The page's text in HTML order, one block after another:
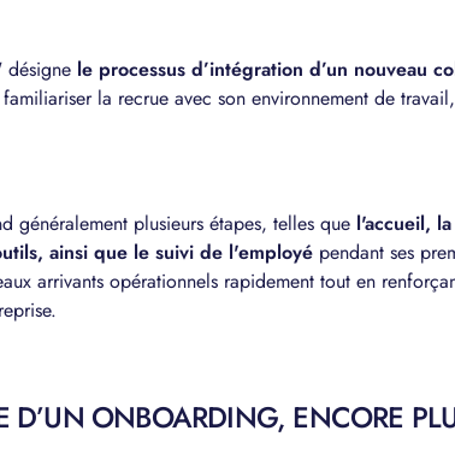
désigne le processus d’intégration d’un nouveau
la recrue avec son environnement de
généralement plusieurs étapes, telles que l'accueil,
ainsi que le suivi de l'employé pendant ses
arrivants opérationnels rapidement tout en
D’UN ONBOARDING, ENCORE